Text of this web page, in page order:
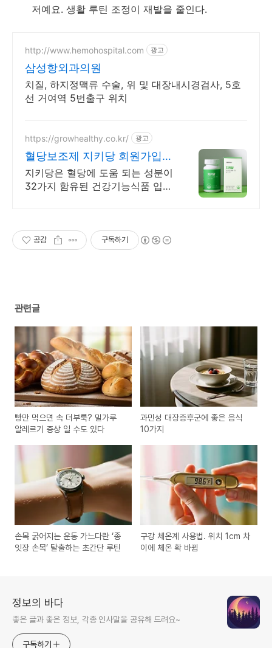
저예요. 생활 루틴 조정이 재발을 줄인다.
http://www.hemohospital.com 광고
삼성항외과의원
치질, 하지정맥류 수술, 위 및 대장내시경검사, 5호
선 거여역 5번출구 위치
https://growhealthy.co.kr/ 광고
혈당보조제 지키당 회원가입
7,000원 쿠폰
지키당은 혈당에 도움 되는 성분이
32가지 함유된 건강기능식품 입니
공감 구독하기
관련글
빵만 먹으면 속 더부룩? 밀가루
알레르기 증상 일 수도 있다
과민성 대장증후군에 좋은 음식
10가지
손목 굵어지는 운동 가느다란 ‘종
잇장 손목’ 탈출하는 초간단 루틴
구강 체온계 사용법. 위치 1cm 차
이에 체온 확 바뀜
정보의 바다
좋은 글과 좋은 정보, 각종 인사말을 공유해 드려요~
구독하기